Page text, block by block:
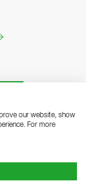
our website, show
For more
Grounding Page